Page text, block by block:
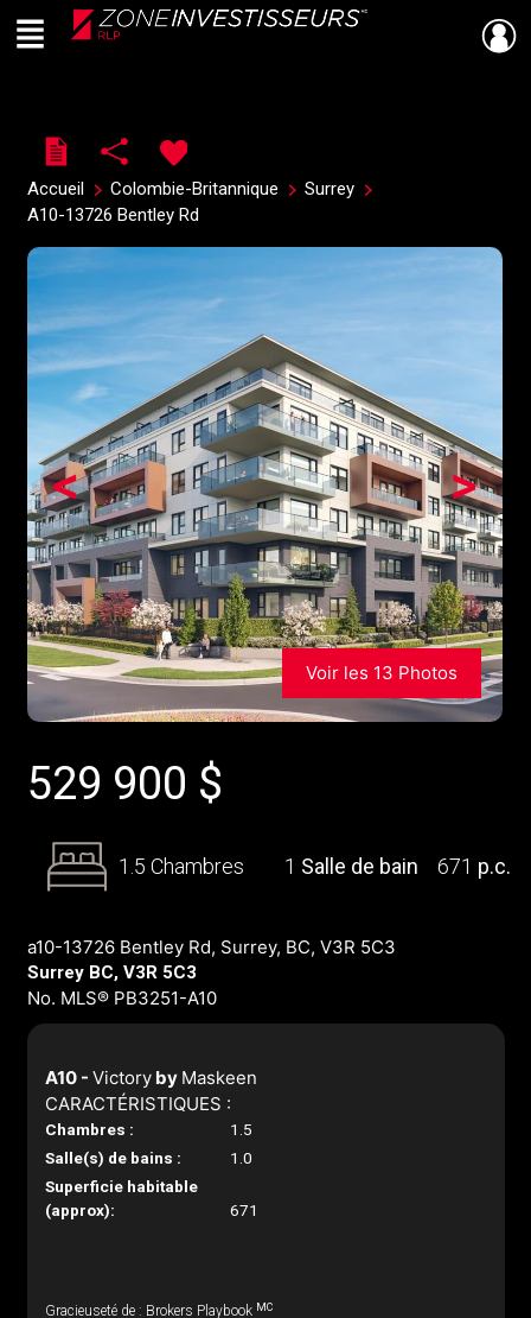
Live
En Direct
Menu
Accueil Colombie-Britannique
Surrey
A10-13726 Bentley Rd
>
<
Voir les 13 Photos
529 900 $
1.5 Chambres 1 Salle de bain 671 p.c.
a10-13726 Bentley Rd, Surrey, BC, V3R 5C3
Surrey BC, V3R 5C3
No. MLS® PB3251-A10
A10 - Victoryby Maskeen
CARACTÉRISTIQUES :
Chambres :
1.5
Salle(s) de bains :
1.0
Superficie habitable
(approx):
671
Gracieuseté de : Brokers Playbook MC